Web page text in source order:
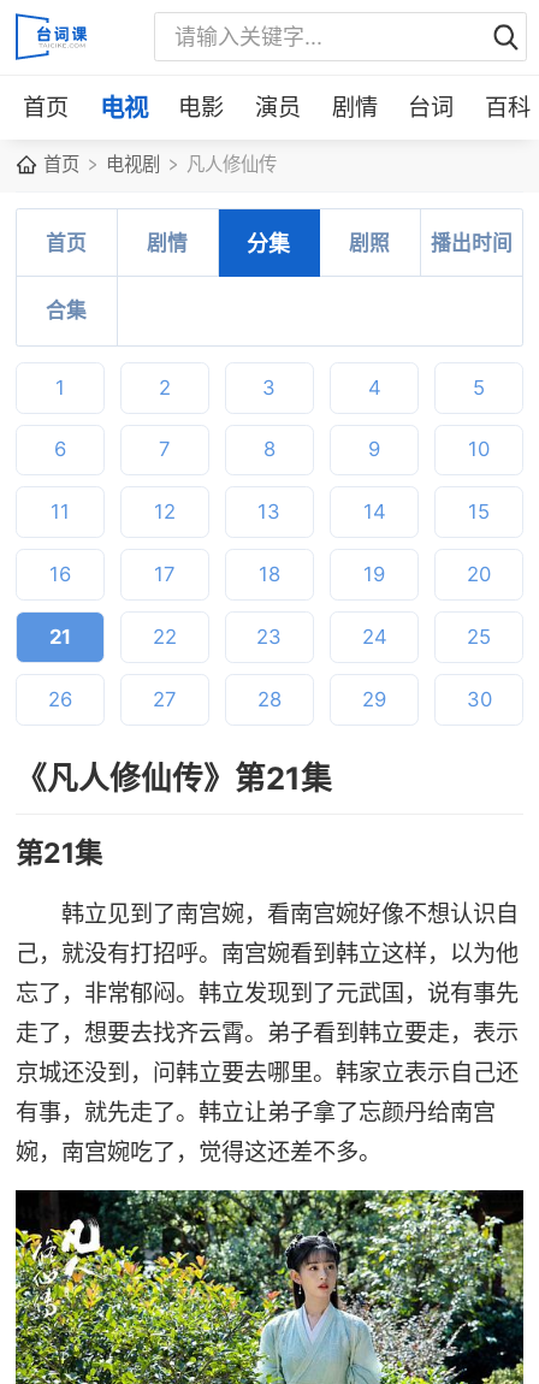
首页 电视 电影 演员 剧情 台词 百科
首页 电视剧 凡人修仙传
首页 剧情 分集 剧照 播出时间
合集
1 2 3 4 5
6 7 8 9 10
11 12 13 14 15
16 17 18 19 20
21 22 23 24 25
26 27 28 29 30
《凡人修仙传》第21集
第21集
韩立见到了南宫婉，看南宫婉好像不想认识自
己，就没有打招呼。南宫婉看到韩立这样，以为他
忘了，非常郁闷。韩立发现到了元武国，说有事先
走了，想要去找齐云霄。弟子看到韩立要走，表示
京城还没到，问韩立要去哪里。韩家立表示自己还
有事，就先走了。韩立让弟子拿了忘颜丹给南宫
婉，南宫婉吃了，觉得这还差不多。